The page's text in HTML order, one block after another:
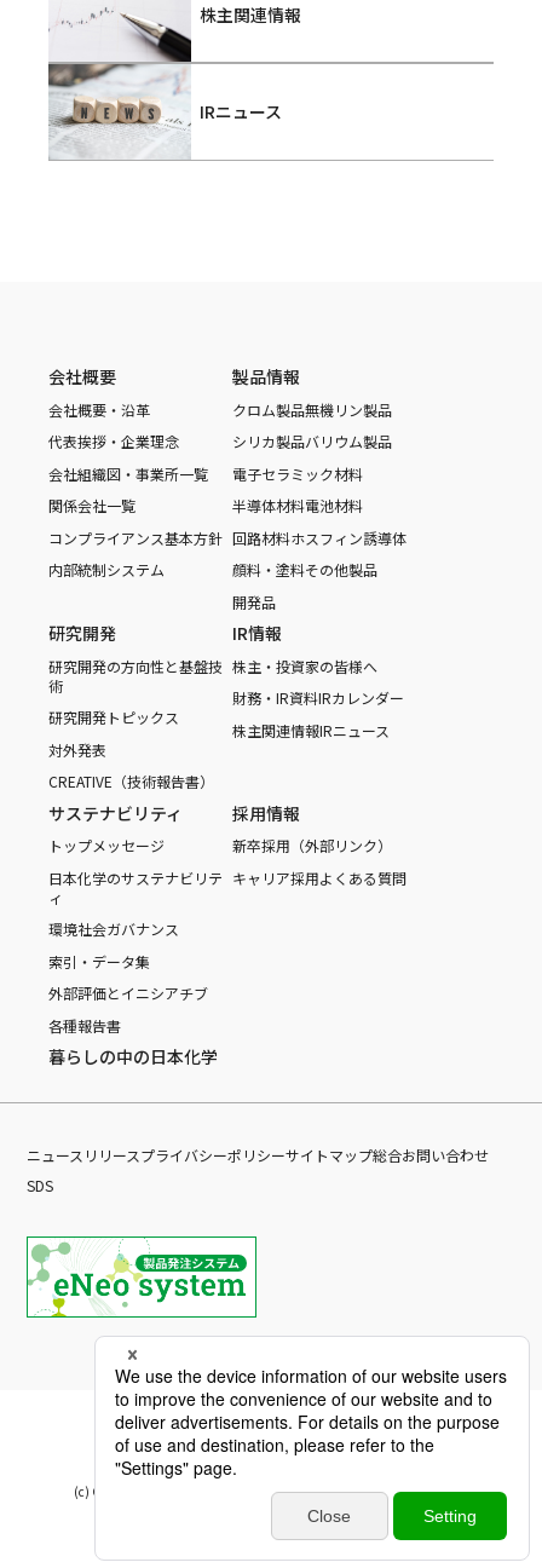
株主関連情報
IRニュース
会社概要
会社概要・沿革
代表挨拶・企業理念
会社組織図・事業所一覧
関係会社一覧
コンプライアンス基本方針
内部統制システム
製品情報
クロム製品無機リン製品
シリカ製品バリウム製品
電子セラミック材料
半導体材料電池材料
回路材料ホスフィン誘導体
顔料・塗料その他製品
開発品
研究開発
研究開発の方向性と基盤技
術
研究開発トピックス
対外発表
CREATIVE（技術報告書）
IR情報
株主・投資家の皆様へ
財務・IR資料IRカレンダー
株主関連情報IRニュース
サステナビリティ
トップメッセージ
日本化学のサステナビリテ
ィ
環境社会ガバナンス
索引・データ集
外部評価とイニシアチブ
各種報告書
採用情報
新卒採用（外部リンク）
キャリア採用よくある質問
暮らしの中の日本化学
ニュースリリースプライバシーポリシーサイトマップ総合お問い合わせ
SDS
(c) Copyright Nippon Chemical Industrial CO., LTD. All Rights reserved.